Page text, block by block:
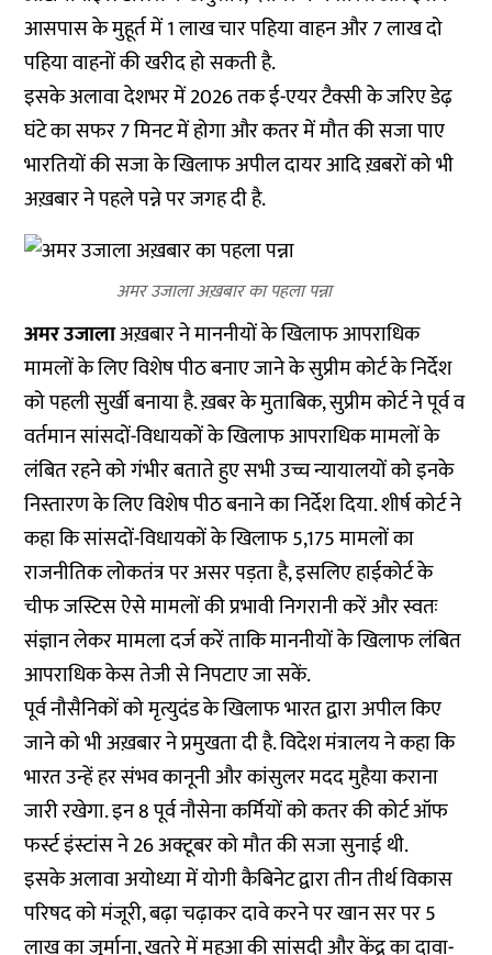
आसपास के मुहूर्त में 1 लाख चार पहिया वाहन और 7 लाख दो
पहिया वाहनों की खरीद हो सकती है.
इसके अलावा देशभर में 2026 तक ई-एयर टैक्सी के जरिए डेढ़
घंटे का सफर 7 मिनट में होगा और कतर में मौत की सजा पाए
भारतियों की सजा के खिलाफ अपील दायर आदि ख़बरों को भी
अख़बार ने पहले पन्ने पर जगह दी है.
अमर उजाला अख़बार का पहला पन्ना
अमर उजालाअख़बार ने माननीयों के खिलाफ आपराधिक
मामलों के लिए विशेष पीठ बनाए जाने के सुप्रीम कोर्ट के निर्देश
को पहली सुर्खी बनाया है. ख़बर के मुताबिक, सुप्रीम कोर्ट ने पूर्व व
वर्तमान सांसदों-विधायकों के खिलाफ आपराधिक मामलों के
लंबित रहने को गंभीर बताते हुए सभी उच्च न्यायालयों को इनके
निस्तारण के लिए विशेष पीठ बनाने का निर्देश दिया. शीर्ष कोर्ट ने
कहा कि सांसदों-विधायकों के खिलाफ 5,175 मामलों का
राजनीतिक लोकतंत्र पर असर पड़ता है, इसलिए हाईकोर्ट के
चीफ जस्टिस ऐसे मामलों की प्रभावी निगरानी करें और स्वतः
संज्ञान लेकर मामला दर्ज करें ताकि माननीयों के खिलाफ लंबित
आपराधिक केस तेजी से निपटाए जा सकें.
पूर्व नौसैनिकों को मृत्युदंड के खिलाफ भारत द्वारा अपील किए
जाने को भी अख़बार ने प्रमुखता दी है. विदेश मंत्रालय ने कहा कि
भारत उन्हें हर संभव कानूनी और कांसुलर मदद मुहैया कराना
जारी रखेगा. इन 8 पूर्व नौसेना कर्मियों को कतर की कोर्ट ऑफ
फर्स्ट इंस्टांस ने 26 अक्टूबर को मौत की सजा सुनाई थी.
इसके अलावा अयोध्या में योगी कैबिनेट द्वारा तीन तीर्थ विकास
परिषद को मंजूरी, बढ़ा चढ़ाकर दावे करने पर खान सर पर 5
लाख का जुर्माना, खतरे में महुआ की सांसदी और केंद्र का दावा-